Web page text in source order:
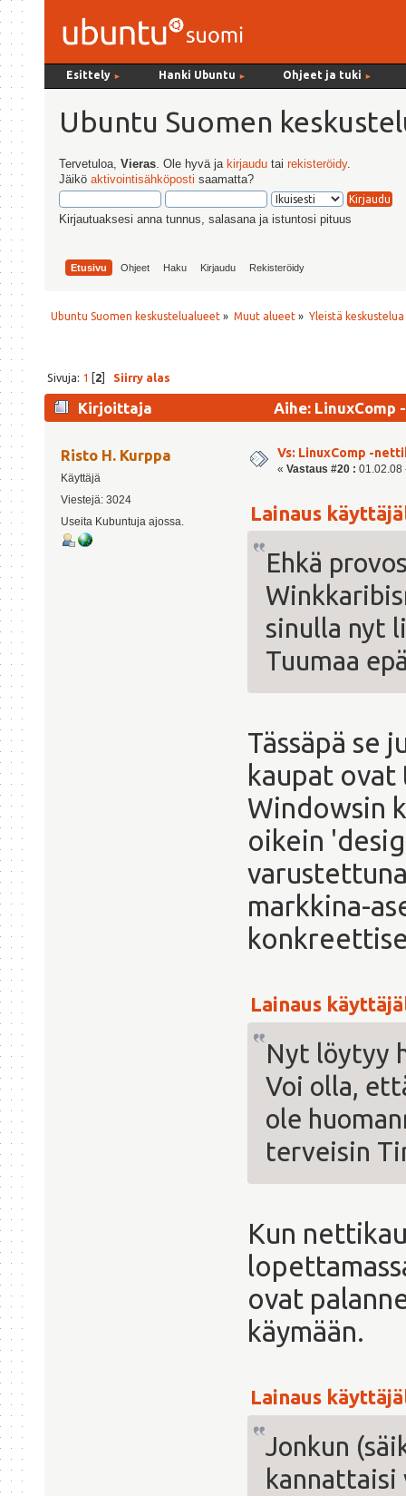
Esittely ► Hanki Ubuntu ► Ohjeet ja tuki ►
Ubuntu Suomen
Tervetuloa,Vieras . Ole hyvä ja kirjaudu tairekisteröidy.
Jäiköaktivointisähköposti saamatta?
Kirjautuaksesi anna tunnus, salasana ja istuntosi pituus
Etusivu Ohjeet Haku Kirjaudu Rekisteröidy
Ubuntu Suomen keskustelualueet » Muut alueet» Yleistä keskustelua
Sivuja: 1 [2] Siirry alas
Kirjoittaja
Aihe:
Risto H. Kurppa
Käyttäjä
Viestejä: 3024
Useita Kubuntuja ajossa.
Vs: LinuxComp -
« Vastaus #20 : 01.02.08
Lainaus
Ehkä
sinulla nyt
Tuumaa
Tässäpä se
kaupat ovat
Windowsin
oikein
markkina-
Lainaus
Nyt löytyy
Voi olla,
ole
terveisin
Kun
ovat
käymään.
Lainaus
Jonkun
kannattaisi